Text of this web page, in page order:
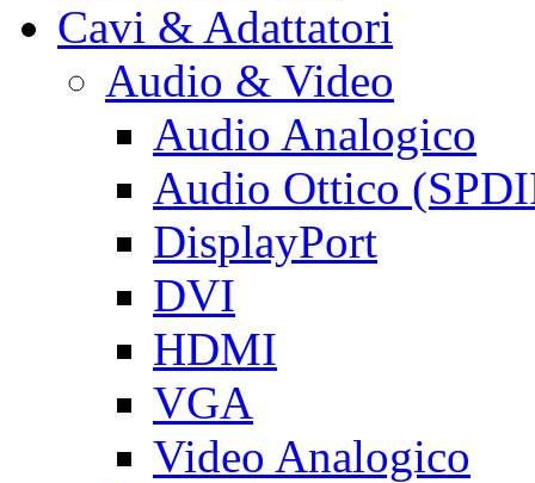
Cavi & Adattatori
Audio & Video
Audio Analogico
Audio Ottico
DisplayPort
DVI
HDMI
VGA
Video Analogico